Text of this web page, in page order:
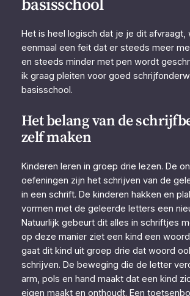
Het is heel logisch dat je je dit afvraagt,
eenmaal een feit dat er steeds meer
en steeds minder met pen wordt
ik graag pleiten voor goed
basisschool.
Het belang van de
zelf maken
Kinderen leren in groep drie lezen. De
oefeningen zijn het schrijven van de
in een schrift. De kinderen hakken en
vormen met de geleerde letters een
Natuurlijk gebeurt dit alles in schriftjes
op deze manier ziet een kind een
gaat dit kind uit groep drie dat woord
schrijven. De beweging die de letter
arm, pols en hand maakt dat een kind
eigen maakt en onthoudt. Een